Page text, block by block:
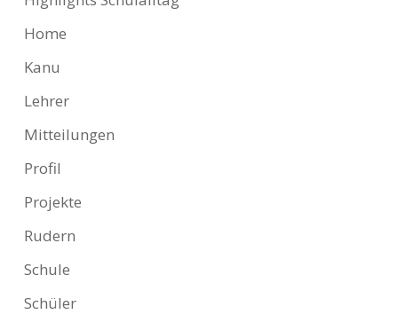
Home
Kanu
Lehrer
Mitteilungen
Profil
Projekte
Rudern
Schule
Schüler